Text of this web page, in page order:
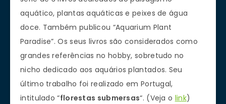
aquático, plantas aquáticas e peixes de água
doce. Também publicou “Aquarium Plant
Paradise”. Os seus livros são considerados como
grandes referências no hobby, sobretudo no
nicho dedicado aos aquários plantados. Seu
último trabalho foi realizado em Portugal,
intitulado “florestas submersas“. (Veja o link)